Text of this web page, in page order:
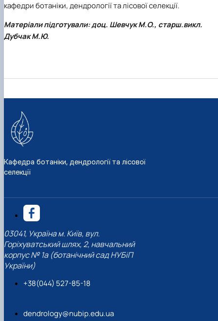
кафедри ботаніки, дендрології та лісової селекції.
Матеріали підготували: доц. Шевчук М.О., старш.викл.
Дубчак М.Ю.
Кафедра ботаніки, дендрології та лісової
селекції
03041, Україна м. Київ, вул.
Горіхуватський шлях, 2, навчальний
корпус № 1а (ботанічний сад НУБіП
України)
+38(044) 527-85-18
dendrology@nubip.edu.ua